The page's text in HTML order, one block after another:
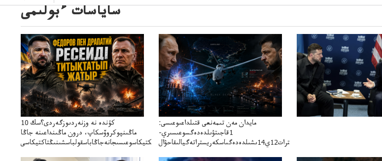
ساياسات ءبولىمى
10 كۇندە نە وزنەردىوزگەردى؟سك
ماڭىنپوكروۆسكاپ، درون ماڭىنداعىنە جاڭا
باقاساپباسشىنىدرونكتيكاسوعىسىجانەجاڭاباسقولباسشىنىڭتاكتيكاسى
مايدان مەن تىمەنعى قتىلداعىوعىسى:
1قاجىتۋىلدەدەگسوعىسىري-
سترات12ي14ىشىلدەدەگىاسكەريستراتەگيالىقاحۋال